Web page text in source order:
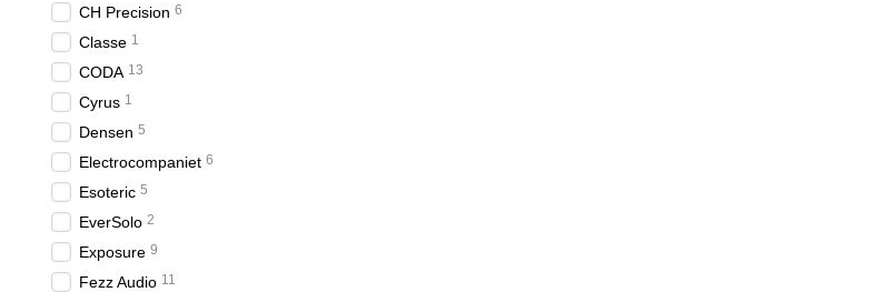
CH Precision 6
Classe 1
CODA 13
Cyrus 1
Densen 5
Electrocompaniet 6
Esoteric 5
EverSolo 2
Exposure 9
Fezz Audio 11